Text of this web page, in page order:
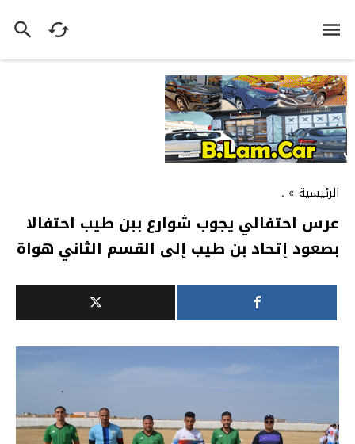
الرئيسية »
.
عرس احتفالي يجوب شوارع ببن طيب احتفالا
بصعود إتحاد بن طيب إلى القسم الثاني هواة